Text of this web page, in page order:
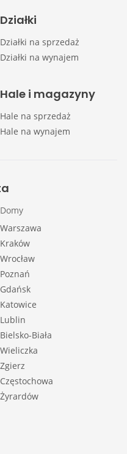
Działki
Działki na sprzedaż
Działki na wynajem
Hale i magazyny
Hale na sprzedaż
Hale na wynajem
Domy
Warszawa
Kraków
Wrocław
Poznań
Gdańsk
Katowice
Lublin
Bielsko-Biała
Wieliczka
Zgierz
Częstochowa
Żyrardów